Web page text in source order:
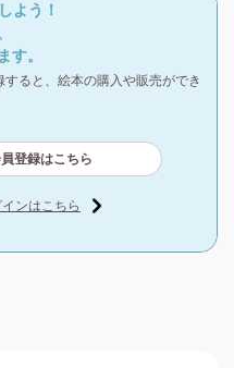
よう！
す。
ると、絵本の購入や販売ができ
登録はこちら
インはこちら